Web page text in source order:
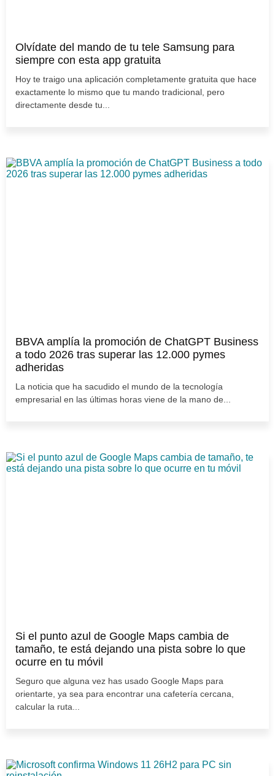
Olvídate del mando de tu tele Samsung para
siempre con esta app gratuita
Hoy te traigo una aplicación completamente gratuita que hace
exactamente lo mismo que tu mando tradicional, pero
directamente desde tu...
BBVA amplía la promoción de ChatGPT Business
a todo 2026 tras superar las 12.000 pymes
adheridas
La noticia que ha sacudido el mundo de la tecnología
empresarial en las últimas horas viene de la mano de...
Si el punto azul de Google Maps cambia de
tamaño, te está dejando una pista sobre lo que
ocurre en tu móvil
Seguro que alguna vez has usado Google Maps para
orientarte, ya sea para encontrar una cafetería cercana,
calcular la ruta...